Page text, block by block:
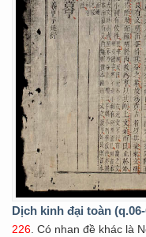
Dịch kinh đại toàn
226 . Có nhan đề khác là